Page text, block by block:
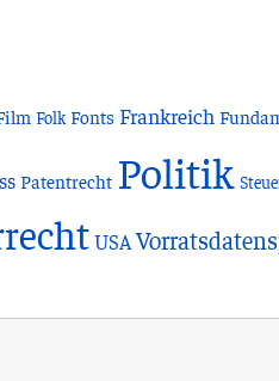
Folk Fonts Frankreich
Patentrecht Politik
USA